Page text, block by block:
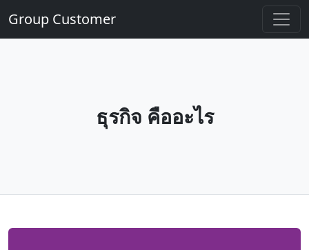
Group Customer
ธุรกิจ คืออะไร